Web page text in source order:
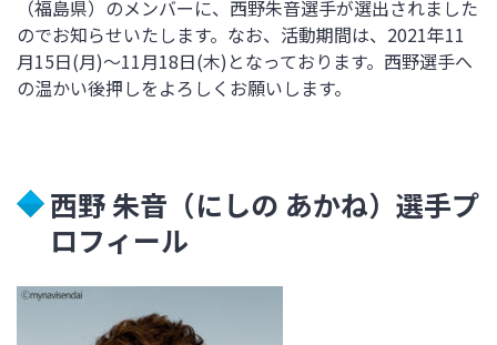
（福島県）のメンバーに、西野朱音選手が選出されました
のでお知らせいたします。なお、活動期間は、2021年11
月15日(月)～11月18日(木)となっております。西野選手へ
の温かい後押しをよろしくお願いします。
西野 朱音（にしの あかね）選手プ
ロフィール